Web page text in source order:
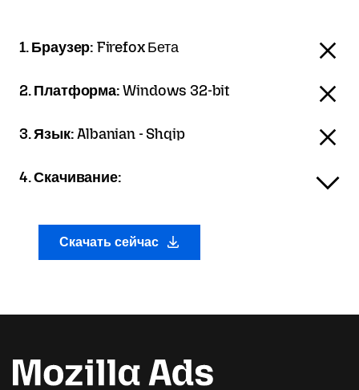
1. Браузер: Firefox Бета
2. Платформа:Windows 32-bit
3. Язык:Albanian - Shqip
4. Скачивание:
Скачать сейчас